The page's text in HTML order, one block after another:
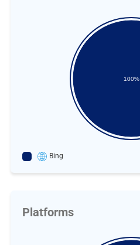
100%
Bing
Platforms